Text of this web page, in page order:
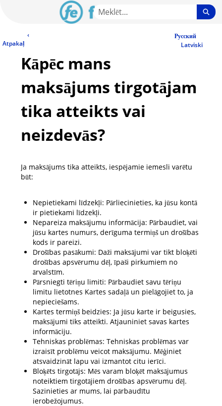
Content‹
Atpakaļ
Русский
Latviski
Kāpēc mans
maksājums tirgotājam
tika atteikts vai
neizdevās?
Ja maksājums tika atteikts, iespējamie iemesli varētu
būt:
Nepietiekami līdzekļi: Pārliecinieties, ka jūsu kontā
ir pietiekami līdzekļi.
Nepareiza maksājumu informācija: Pārbaudiet, vai
jūsu kartes numurs, derīguma termiņš un drošības
kods ir pareizi.
Drošības pasākumi: Daži maksājumi var tikt bloķēti
drošības apsvērumu dēļ, īpaši pirkumiem no
ārvalstīm.
Pārsniegti tēriņu limiti: Pārbaudiet savu tēriņu
limitu lietotnes Kartes sadaļā un pielāgojiet to, ja
nepieciešams.
Kartes termiņš beidzies: Ja jūsu karte ir beigusies,
maksājumi tiks atteikti. Atjauniniet savas kartes
informāciju.
Tehniskas problēmas: Tehniskas problēmas var
izraisīt problēmu veicot maksājumu. Mēģiniet
atsvaidzināt lapu vai izmantot citu ierīci.
Bloķēts tirgotājs: Mēs varam bloķēt maksājumus
noteiktiem tirgotājiem drošības apsvērumu dēļ.
Sazinieties ar mums, lai pārbaudītu
ierobežojumus.